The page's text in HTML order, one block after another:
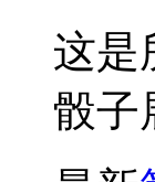
这是
骰子